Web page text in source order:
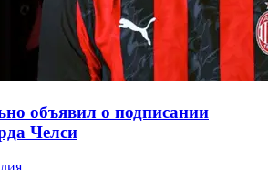
объявил о подписании
Челси